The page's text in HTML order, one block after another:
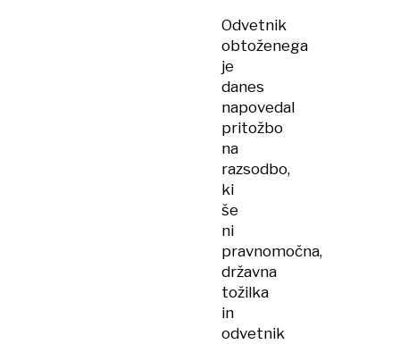
Odvetnik
obtoženega
je
danes
napovedal
pritožbo
na
razsodbo,
ki
še
ni
pravnomočna,
državna
tožilka
in
odvetnik